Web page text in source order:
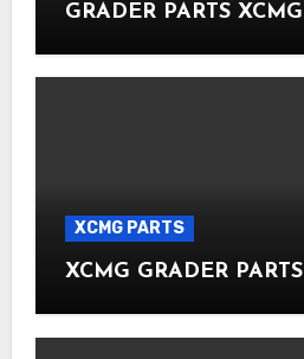
GRADER PARTS XCMG
XCMG PARTS
XCMG GRADER PARTS